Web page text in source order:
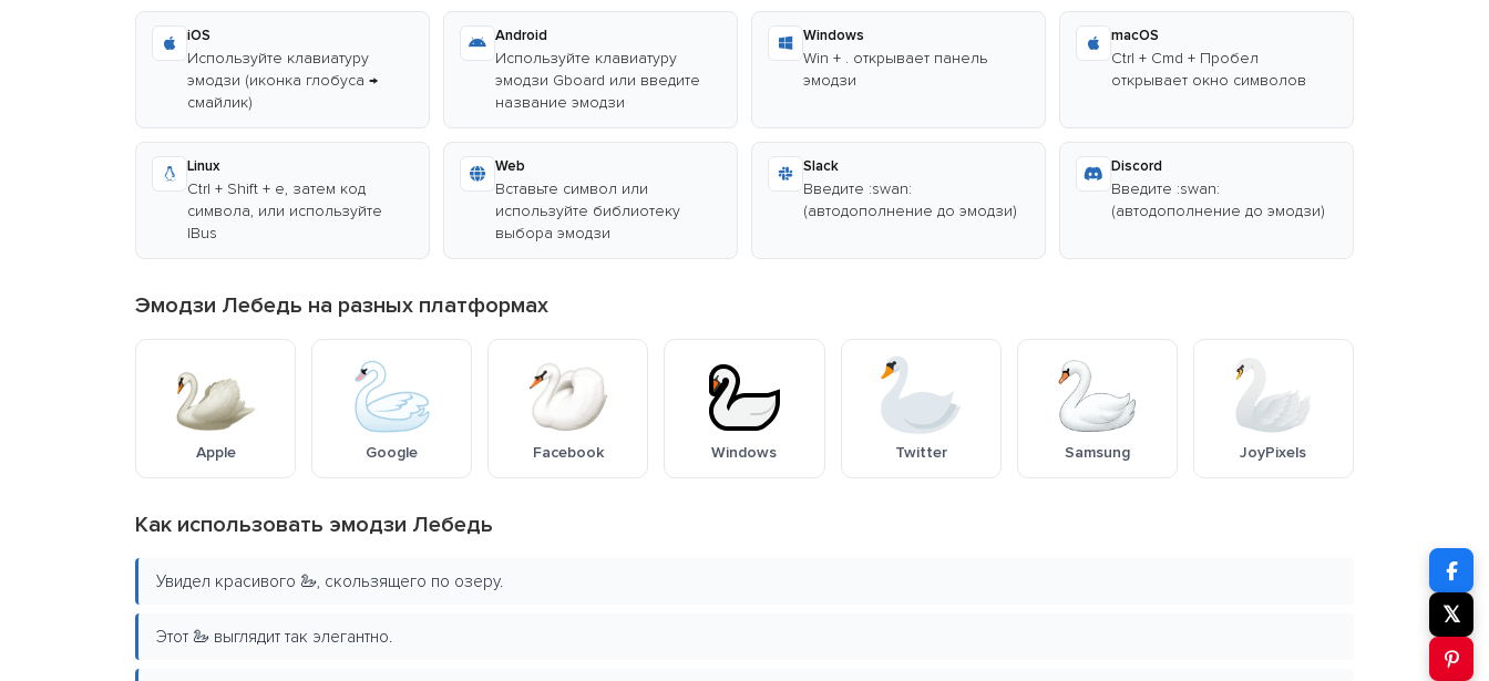
iOS
Используйте клавиатуру
эмодзи (иконка глобуса →
смайлик)
Android
Используйте клавиатуру
эмодзи Gboard или введите
название эмодзи
Windows
Win + . открывает панель
эмодзи
macOS
Ctrl + Cmd + Пробел
открывает окно символов
Linux
Ctrl + Shift + e, затем код
символа, или используйте
IBus
Web
Вставьте символ или
используйте библиотеку
выбора эмодзи
Slack
Введите :swan:
(автодополнение до эмодзи)
Discord
Введите :swan:
(автодополнение до эмодзи)
Эмодзи Лебедь на разных платформах
Apple Google Facebook Windows Twitter Samsung JoyPixels
Как использовать эмодзи Лебедь
Увидел красивого 🦢, скользящего по озеру.
Этот 🦢 выглядит так элегантно.
𝕏